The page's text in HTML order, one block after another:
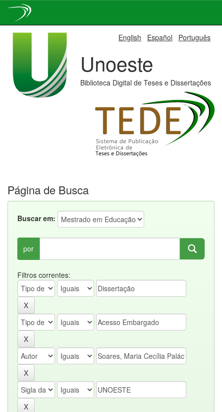
English Español Português
Unoeste
Biblioteca Digital de Teses e Dissertações
Página de Busca
Buscar em:
por
Filtros correntes: